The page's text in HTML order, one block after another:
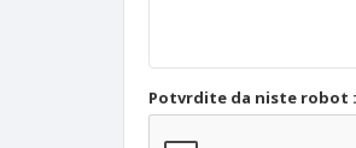
Potvrdite da niste robot